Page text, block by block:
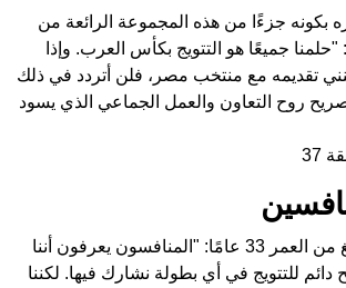
بكونه جزءًا من هذه المجموعة الرائعة من
"حلمنا جميعًا هو التتويج بكأس العرب. وإذا
تقديمه مع منتخب مصر، فلن أتردد في ذلك
روح التعاون والعمل الجماعي الذي يسود
37
أضاف اللاعب البالغ من العمر 33 عامًا: "المنافسون يعرفون أننا
للتتويج في أي بطولة نشارك فيها. لكننا